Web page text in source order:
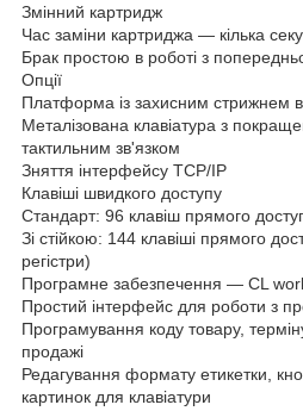
Змінний картридж
Час заміни картриджа — кілька
Брак простою в роботі з
Опції
Платформа із захисним стрижнем
Металізована клавіатура з
тактильним зв'язком
Зняття інтерфейсу TCP/IP
Клавіші швидкого доступу
Стандарт: 96 клавіш прямого
Зі стійкою: 144 клавіші прямого
регістри)
Програмне забезпечення — CL
Простий інтерфейс для роботи з
Програмування коду товару,
продажі
Редагування формату етикетки,
картинок для клавіатури